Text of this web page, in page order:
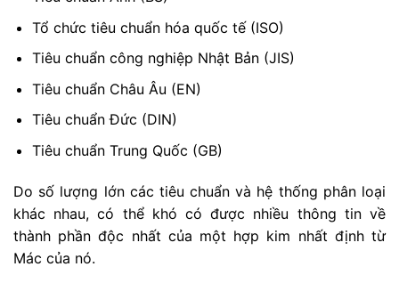
Tổ chức tiêu chuẩn hóa quốc tế (ISO)
Tiêu chuẩn công nghiệp Nhật Bản (JIS)
Tiêu chuẩn Châu Âu (EN)
Tiêu chuẩn Đức (DIN)
Tiêu chuẩn Trung Quốc (GB)
Do số lượng lớn các tiêu chuẩn và hệ thống phân loại
khác nhau, có thể khó có được nhiều thông tin về
thành phần độc nhất của một hợp kim nhất định từ
Mác của nó.